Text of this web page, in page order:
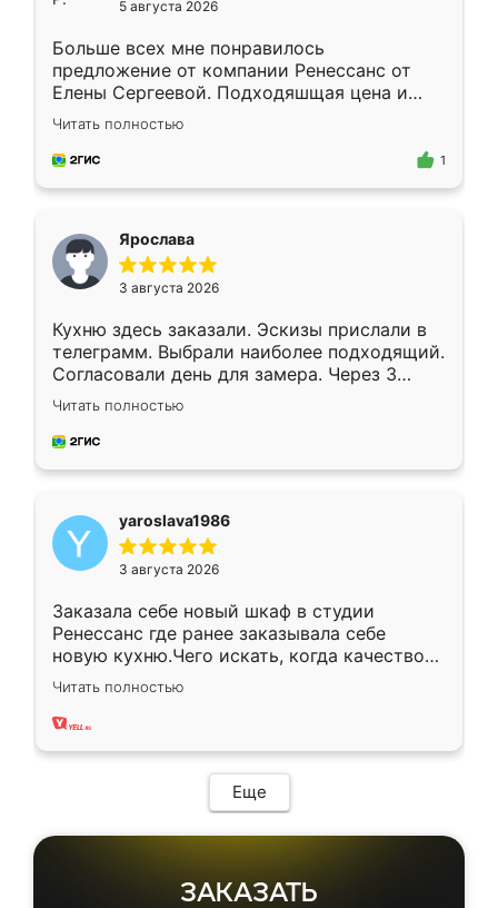
5 августа 2026
Больше всех мне понравилось
предложение от компании Ренессанс от
Елены Сергеевой. Подходяшщая цена и
короткие сроки изготовления. Приехавший
для замера сотрудник Владислав
предложил по моему эскизу самый
Читать полностью
1
Ярослава
3 августа 2026
Кухню здесь заказали. Эскизы прислали в
телеграмм. Выбрали наиболее подходящий.
Согласовали день для замера. Через 3
недели кухня была уже готова. Остались
довольны работой. Спасибо Ренессанс
мебель за качественную работу!
Читать полностью
yaroslava1986
3 августа 2026
Заказала себе новый шкаф в студии
Ренессанс где ранее заказывала себе
новую кухню.Чего искать, когда качеством
вполне довольна. Служит кухня уже почти
два года, нареканий нет.
Читать полностью
Еще
ЗАКАЗАТЬ